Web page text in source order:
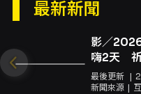
中提琴終身首席，
Gaspar
年的
最新新聞
影／
嗨2天 祈
先登場
最後更新
新聞來源